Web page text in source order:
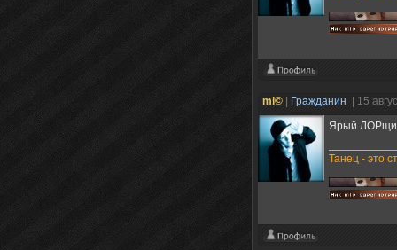
mi© Гражданин
| 15
Ярый
Танец - это